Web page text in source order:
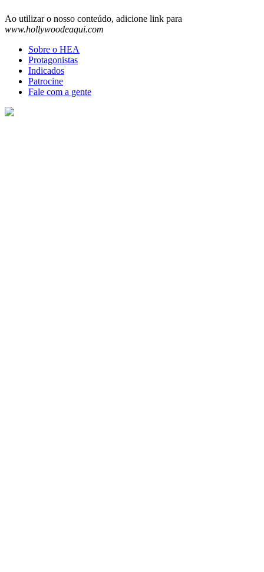
Ao utilizar o nosso conteúdo, adicione link para
www.hollywoodeaqui.com
Sobre o HEA
Protagonistas
Indicados
Patrocine
Fale com a gente